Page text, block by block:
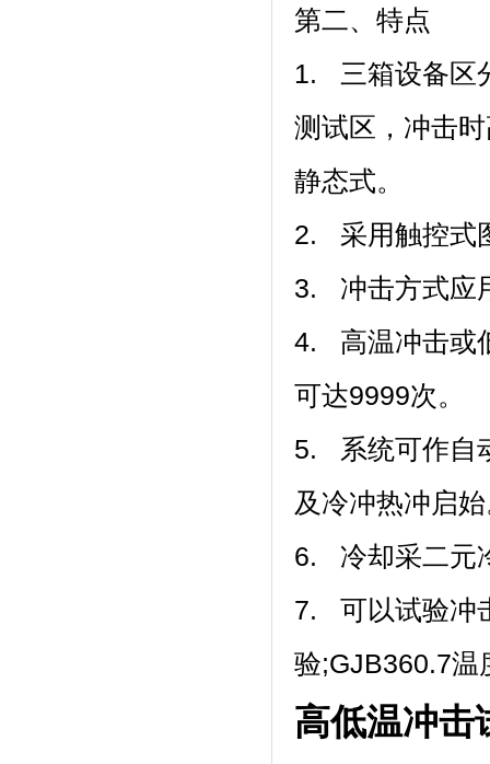
第二、特点
1. 三箱设备区分为
测试区，冲
静态式。
2. 采用触控式图
3. 冲击方式应用
4. 高温冲击或
可达9999次。
5. 系统可作自
及冷冲热冲启始
6. 冷却采二元冷冻
7. 可以试验冲
验;GJB360.7温
高低温冲击